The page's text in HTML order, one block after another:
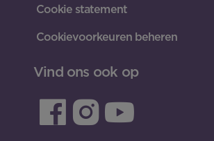
Cookie statement
Cookievoorkeuren beheren
Vind ons ook op